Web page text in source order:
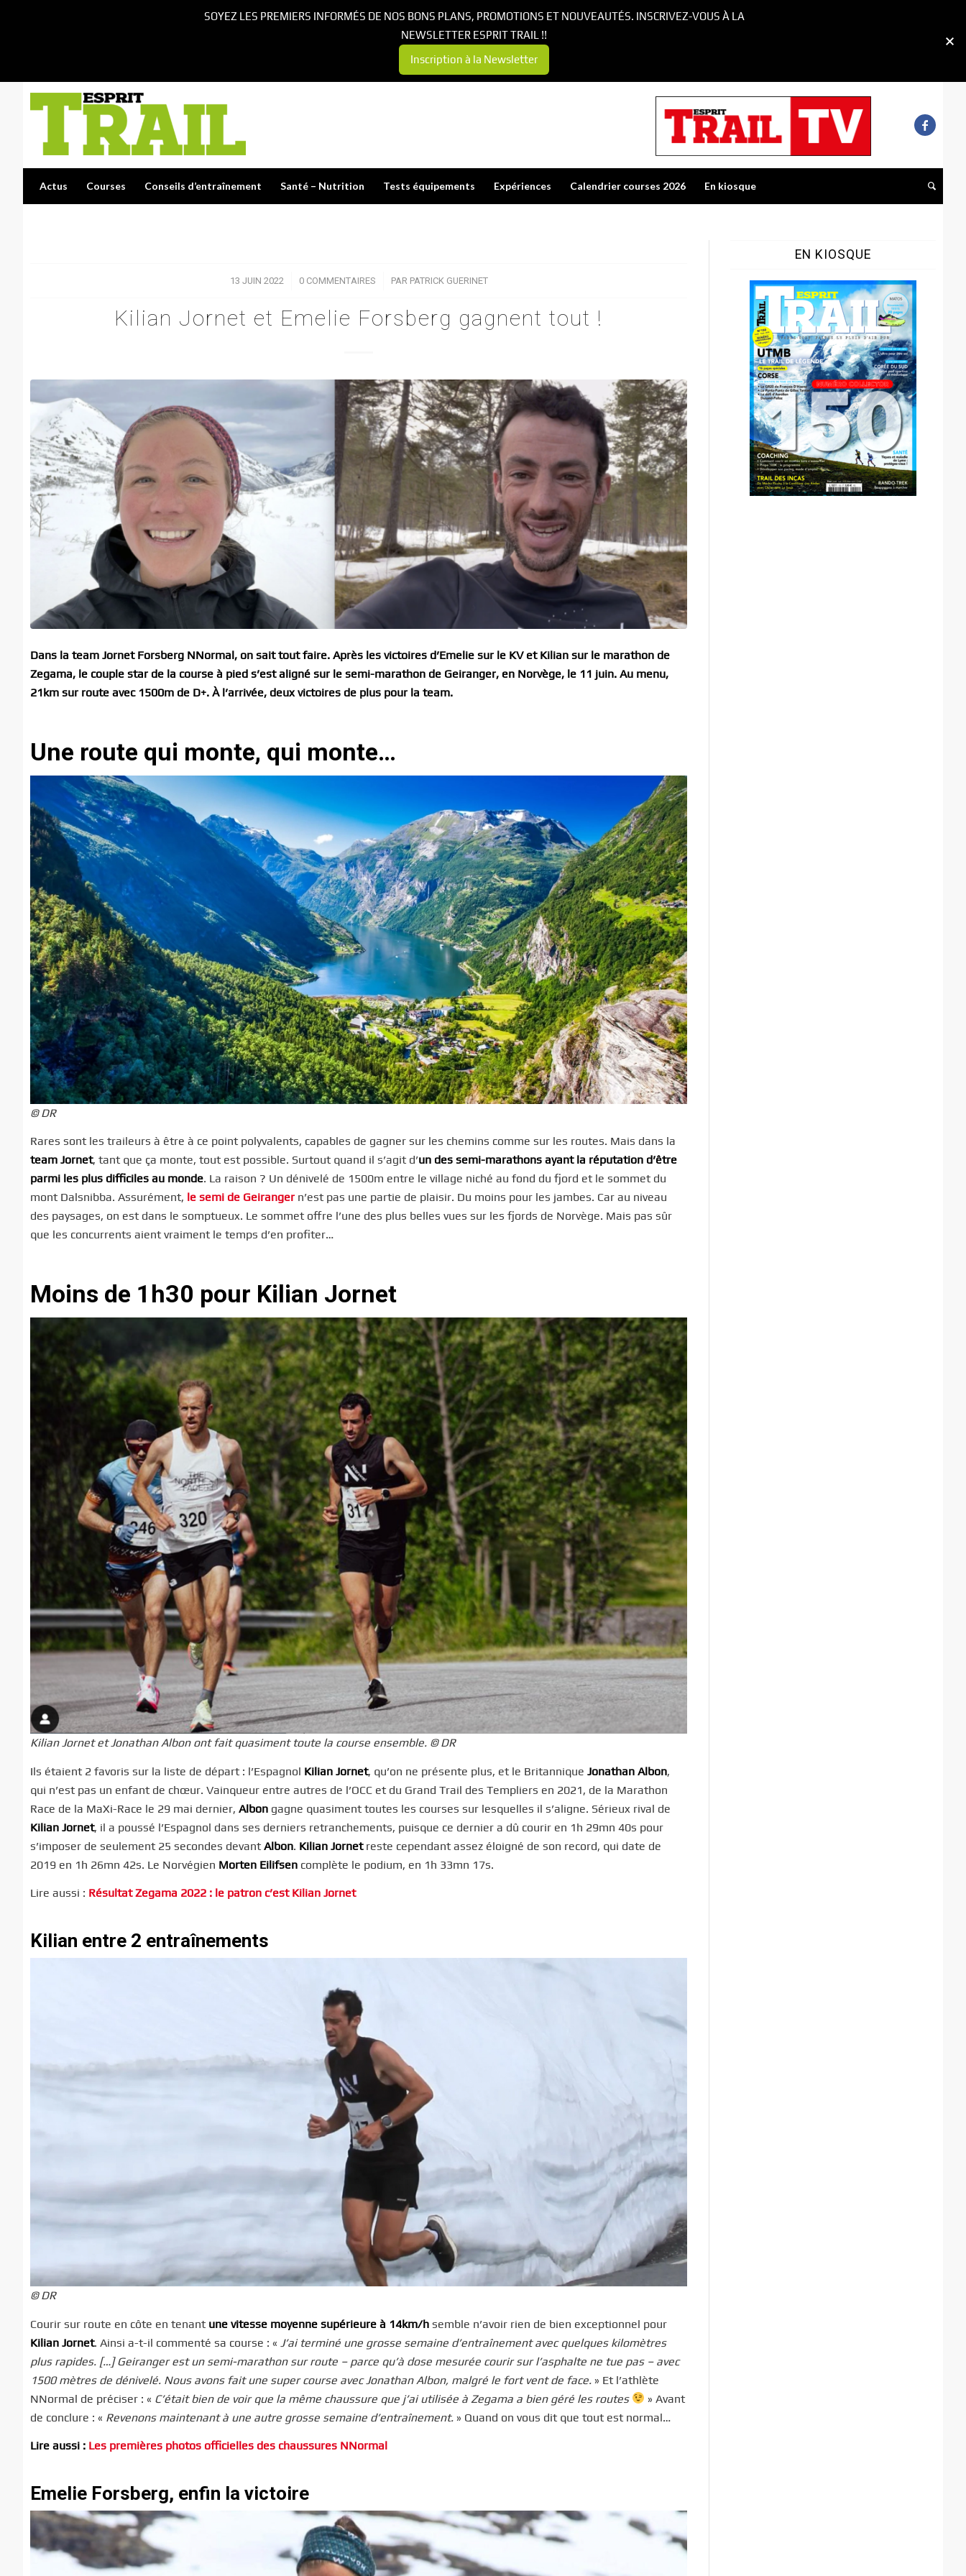
Actus Courses Conseils d’entraînement Santé – Nutrition Tests équipements Expériences Calendrier courses 2026 En kiosque
13 JUIN 2022
/ 0 COMMENTAIRES
/ PAR PATRICK GUERINET
Kilian Jornet et Emelie Forsberg gagnent tout !
Dans la team Jornet Forsberg NNormal, on sait tout faire. Après les victoires d’Emelie sur le KV et Kilian sur le marathon de
Zegama, le couple star de la course à pied s’est aligné sur le semi-marathon de Geiranger, en Norvège, le 11 juin. Au menu,
21km sur route avec 1500m de D+. À l’arrivée, deux victoires de plus pour la team.
Une route qui monte, qui monte…
© DR
Rares sont les traileurs à être à ce point polyvalents, capables de gagner sur les chemins comme sur les routes. Mais dans la
team Jornet, tant que ça monte, tout est possible. Surtout quand il s’agit d’un des semi-marathons ayant la réputation d’être
parmi les plus difficiles au monde. La raison ? Un dénivelé de 1500m entre le village niché au fond du fjord et le sommet du
mont Dalsnibba. Assurément, le semi de Geiranger n’est pas une partie de plaisir. Du moins pour les jambes. Car au niveau
des paysages, on est dans le somptueux. Le sommet offre l’une des plus belles vues sur les fjords de Norvège. Mais pas sûr
que les concurrents aient vraiment le temps d’en profiter…
Moins de 1h30 pour Kilian Jornet
Kilian Jornet et Jonathan Albon ont fait quasiment toute la course ensemble. © DR
Ils étaient 2 favoris sur la liste de départ : l’Espagnol Kilian Jornet, qu’on ne présente plus, et le Britannique Jonathan Albon,
qui n’est pas un enfant de chœur. Vainqueur entre autres de l’OCC et du Grand Trail des Templiers en 2021, de la Marathon
Race de la MaXi-Race le 29 mai dernier, Albon gagne quasiment toutes les courses sur lesquelles il s’aligne. Sérieux rival de
Kilian Jornet, il a poussé l’Espagnol dans ses derniers retranchements, puisque ce dernier a dû courir en 1h 29mn 40s pour
s’imposer de seulement 25 secondes devant Albon. Kilian Jornetreste cependant assez éloigné de son record, qui date de
2019 en 1h 26mn 42s. Le Norvégien Morten Eilifsen complète le podium, en 1h 33mn 17s.
Lire aussi : Résultat Zegama 2022 : le patron c’est Kilian Jornet
Kilian entre 2 entraînements
© DR
Courir sur route en côte en tenant une vitesse moyenne supérieure à 14km/h semble n’avoir rien de bien exceptionnel pour
Kilian Jornet. Ainsi a-t-il commenté sa course : « J’ai terminé une grosse semaine d’entraînement avec quelques kilomètres
plus rapides. […] Geiranger est un semi-marathon sur route – parce qu’à dose mesurée courir sur l’asphalte ne tue pas – avec
1500 mètres de dénivelé. Nous avons fait une super course avec Jonathan Albon, malgré le fort vent de face. » Et l’athlète
NNormal de préciser : « C’était bien de voir que la même chaussure que j’ai utilisée à Zegama a bien géré les routes
» Avant
de conclure : « Revenons maintenant à une autre grosse semaine d’entraînement. » Quand on vous dit que tout est normal…
Lire aussi : Les premières photos officielles des chaussures NNormal
Emelie Forsberg, enfin la victoire
EN KIOSQUE
SOYEZ LES PREMIERS INFORMÉS DE NOS BONS PLANS, PROMOTIONS ET NOUVEAUTÉS. INSCRIVEZ-VOUS À LA
NEWSLETTER ESPRIT TRAIL !!
Inscription à la Newsletter